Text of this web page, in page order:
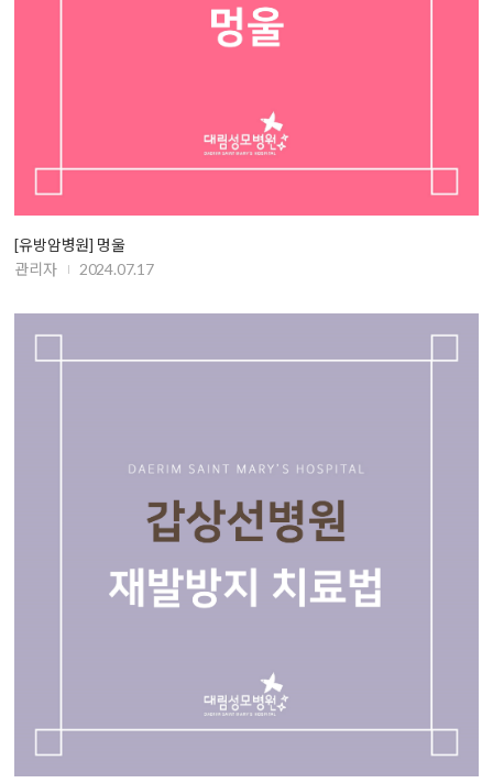
[유방암병원] 멍울
관리자
2024.07.17